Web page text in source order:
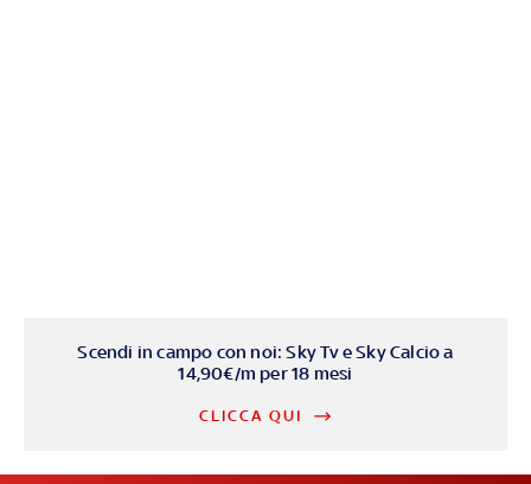
Scendi in campo con noi: Sky Tv e Sky Calcio a
14,90€/m per 18 mesi
CLICCA QUI